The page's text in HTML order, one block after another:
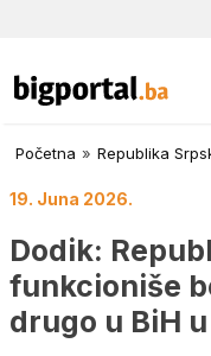
Početna » Republika
19. Juna 2026.
Dodik:
funkcioniše
drugo u BiH